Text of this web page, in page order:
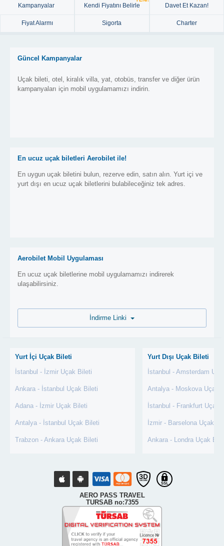
Kampanyalar Kendi Fiyatını Belirle Davet Et Kazan!
Fiyat Alarmı Sigorta Charter
Güncel Kampanyalar
Uçak bileti, otel, kiralık villa, yat, otobüs, transfer ve diğer ürün
kampanyaları için mobil uygulamamızı indirin.
En ucuz uçak biletleri Aerobilet ile!
En uygun uçak biletini bulun, rezerve edin, satın alın. Yurt içi ve
yurt dışı en ucuz uçak biletlerini bulabileceğiniz tek adres.
Aerobilet Mobil Uygulaması
En ucuz uçak biletlerine mobil uygulamamızı indirerek
ulaşabilirsiniz.
Yurt İçi Uçak Bileti
İstanbul - İzmir Uçak Bileti
Ankara - İstanbul Uçak Bileti
Adana - İzmir Uçak Bileti
Antalya - İstanbul Uçak Bileti
Trabzon - Ankara Uçak Bileti
Yurt Dışı Uçak Bileti
İstanbul - Amsterdam
Antalya - Moskova Uçak
İstanbul - Frankfurt Uçak
İzmir - Barselona Uçak
Ankara - Londra Uçak
AERO PASS TRAVEL
TURSAB no:7355